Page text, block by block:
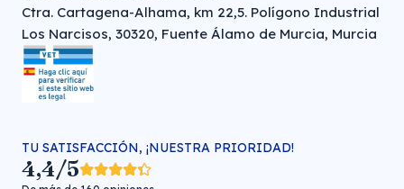
Ctra. Cartagena-Alhama, km 22,5. Polígono Industrial
Los Narcisos, 30320, Fuente Álamo de Murcia, Murcia
TU SATISFACCIÓN, ¡NUESTRA PRIORIDAD!
4,4/5